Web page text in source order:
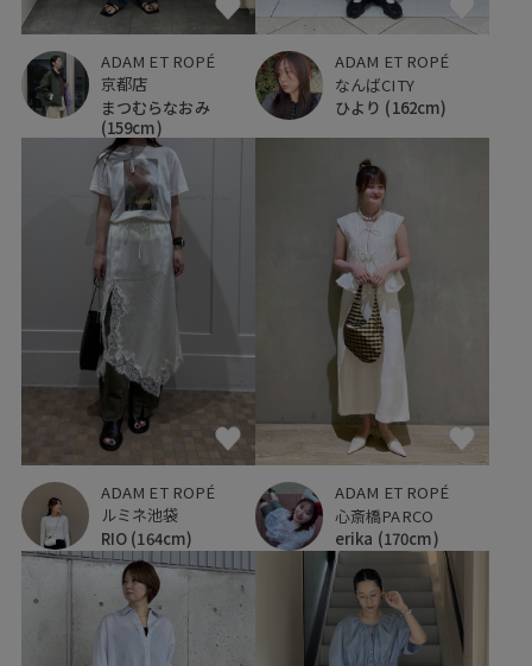
ADAM ET ROPÉ
京都店
まつむらなおみ
(159cm)
ADAM ET ROPÉ
なんばCITY
ひより (162cm)
ADAM ET ROPÉ
ルミネ池袋
RIO (164cm)
ADAM ET ROPÉ
心斎橋PARCO
erika (170cm)